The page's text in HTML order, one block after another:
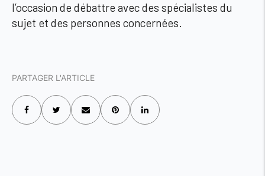
l’occasion de débattre avec des spécialistes du
sujet et des personnes concernées.
PARTAGER L'ARTICLE